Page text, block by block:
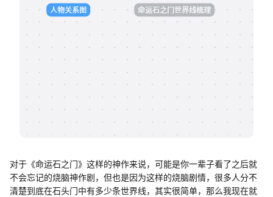
帮助中心
知识分享社区
对于《命运石之门》这样的神作来说，可能是你一辈子看了之后就
不会忘记的烧脑神作剧，但也是因为这样的烧脑剧情，很多人分不
清楚到底在石头门中有多少条世界线，其实很简单，那么我现在就